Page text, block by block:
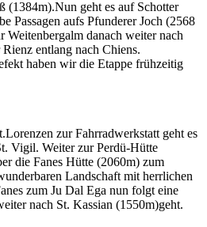
(1384m).Nun geht es auf Schotter
Passagen aufs Pfunderer Joch (2568
Weitenbergalm danach weiter nach
entlang nach Chiens.
haben wir die Etappe frühzeitig
zur Fahrradwerkstatt geht es
Vigil. Weiter zur Perdü-Hütte
die Fanes Hütte (2060m) zum
Landschaft mit herrlichen
zum Ju Dal Ega nun folgt eine
nach St. Kassian (1550m)geht.